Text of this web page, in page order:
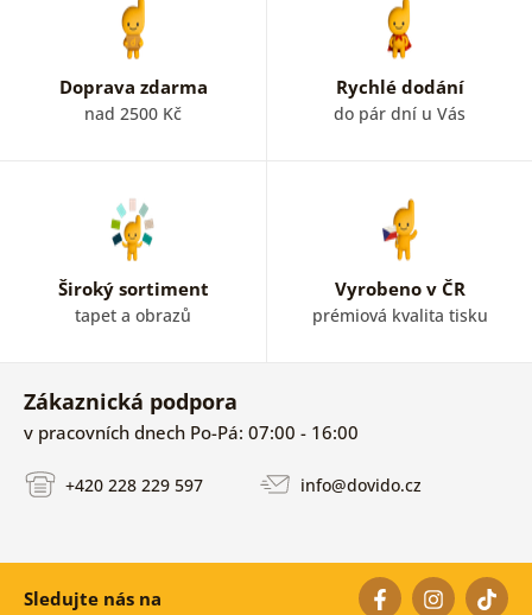
Doprava zdarma
nad 2500 Kč
Rychlé dodání
do pár dní u Vás
Široký sortiment
tapet a obrazů
Vyrobeno v ČR
prémiová kvalita tisku
Zákaznická podpora
v pracovních dnech Po-Pá: 07:00 - 16:00
+420 228 229 597 info@dovido.cz
Sledujte nás na